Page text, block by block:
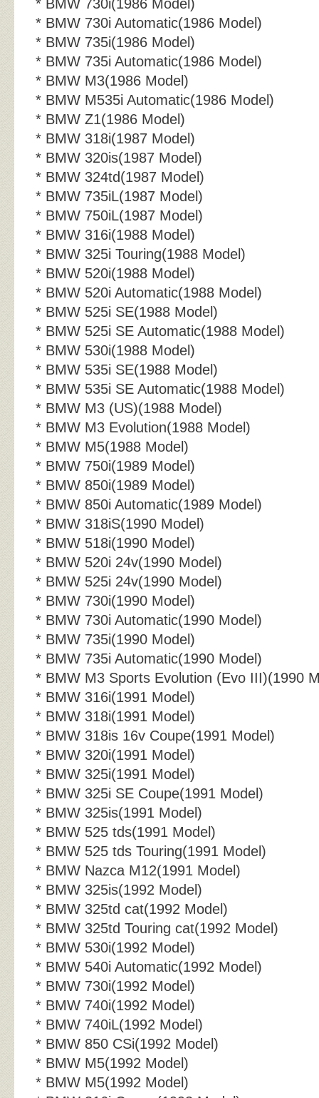
* BMW 730i(1986 Model)
* BMW 730i Automatic(1986 Model)
* BMW 735i(1986 Model)
* BMW 735i Automatic(1986 Model)
* BMW M3(1986 Model)
* BMW M535i Automatic(1986 Model)
* BMW Z1(1986 Model)
* BMW 318i(1987 Model)
* BMW 320is(1987 Model)
* BMW 324td(1987 Model)
* BMW 735iL(1987 Model)
* BMW 750iL(1987 Model)
* BMW 316i(1988 Model)
* BMW 325i Touring(1988 Model)
* BMW 520i(1988 Model)
* BMW 520i Automatic(1988 Model)
* BMW 525i SE(1988 Model)
* BMW 525i SE Automatic(1988 Model)
* BMW 530i(1988 Model)
* BMW 535i SE(1988 Model)
* BMW 535i SE Automatic(1988 Model)
* BMW M3 (US)(1988 Model)
* BMW M3 Evolution(1988 Model)
* BMW M5(1988 Model)
* BMW 750i(1989 Model)
* BMW 850i(1989 Model)
* BMW 850i Automatic(1989 Model)
* BMW 318iS(1990 Model)
* BMW 518i(1990 Model)
* BMW 520i 24v(1990 Model)
* BMW 525i 24v(1990 Model)
* BMW 730i(1990 Model)
* BMW 730i Automatic(1990 Model)
* BMW 735i(1990 Model)
* BMW 735i Automatic(1990 Model)
* BMW M3 Sports Evolution (Evo III)(1990
* BMW 316i(1991 Model)
* BMW 318i(1991 Model)
* BMW 318is 16v Coupe(1991 Model)
* BMW 320i(1991 Model)
* BMW 325i(1991 Model)
* BMW 325i SE Coupe(1991 Model)
* BMW 325is(1991 Model)
* BMW 525 tds(1991 Model)
* BMW 525 tds Touring(1991 Model)
* BMW Nazca M12(1991 Model)
* BMW 325is(1992 Model)
* BMW 325td cat(1992 Model)
* BMW 325td Touring cat(1992 Model)
* BMW 530i(1992 Model)
* BMW 540i Automatic(1992 Model)
* BMW 730i(1992 Model)
* BMW 740i(1992 Model)
* BMW 740iL(1992 Model)
* BMW 850 CSi(1992 Model)
* BMW M5(1992 Model)
* BMW M5(1992 Model)